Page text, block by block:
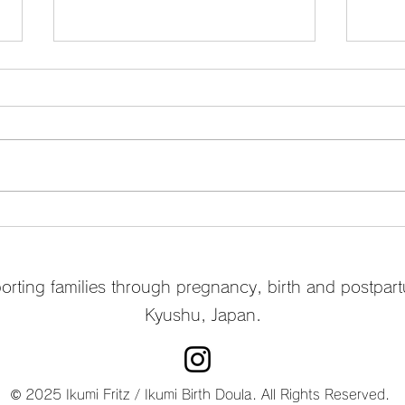
families through pregnancy, birth and
Kyushu, Japan.
© 2025 Ikumi Fritz / Ikumi Birth Doula. All Rights Reserved.